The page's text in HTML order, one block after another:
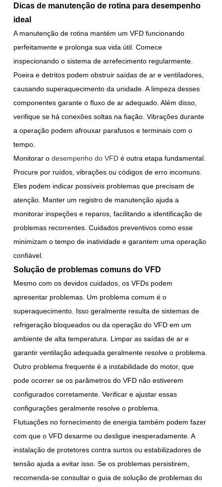
Dicas de manutenção de rotina para desempenho
ideal
A manutenção de rotina mantém um VFD funcionando
perfeitamente e prolonga sua vida útil. Comece
inspecionando o sistema de arrefecimento regularmente.
Poeira e detritos podem obstruir saídas de ar e ventiladores,
causando superaquecimento da unidade. A limpeza desses
componentes garante o fluxo de ar adequado. Além disso,
verifique se há conexões soltas na fiação. Vibrações durante
a operação podem afrouxar parafusos e terminais com o
tempo.
Monitorar o desempenho do VFD é outra etapa fundamental.
Procure por ruídos, vibrações ou códigos de erro incomuns.
Eles podem indicar possíveis problemas que precisam de
atenção. Manter um registro de manutenção ajuda a
monitorar inspeções e reparos, facilitando a identificação de
problemas recorrentes. Cuidados preventivos como esse
minimizam o tempo de inatividade e garantem uma operação
confiável.
Solução de problemas comuns do VFD
Mesmo com os devidos cuidados, os VFDs podem
apresentar problemas. Um problema comum é o
superaquecimento. Isso geralmente resulta de sistemas de
refrigeração bloqueados ou da operação do VFD em um
ambiente de alta temperatura. Limpar as saídas de ar e
garantir ventilação adequada geralmente resolve o problema.
Outro problema frequente é a instabilidade do motor, que
pode ocorrer se os parâmetros do VFD não estiverem
configurados corretamente. Verificar e ajustar essas
configurações geralmente resolve o problema.
Flutuações no fornecimento de energia também podem fazer
com que o VFD desarme ou desligue inesperadamente. A
instalação de protetores contra surtos ou estabilizadores de
tensão ajuda a evitar isso. Se os problemas persistirem,
recomenda-se consultar o guia de solução de problemas do